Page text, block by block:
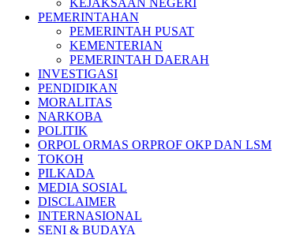
KEJAKSAAN NEGERI
PEMERINTAHAN
PEMERINTAH PUSAT
KEMENTERIAN
PEMERINTAH DAERAH
INVESTIGASI
PENDIDIKAN
MORALITAS
NARKOBA
POLITIK
ORPOL ORMAS ORPROF OKP DAN LSM
TOKOH
PILKADA
MEDIA SOSIAL
DISCLAIMER
INTERNASIONAL
SENI & BUDAYA